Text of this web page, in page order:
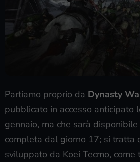
Partiamo proprio da Dynasty
pubblicato in accesso anticipato
gennaio, ma che sarà
completa dal giorno 17; si tratta
sviluppato da Koei Tecmo,